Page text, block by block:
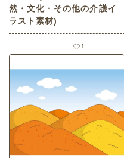
然・文化・その他の介護イ
ラスト素材)
1